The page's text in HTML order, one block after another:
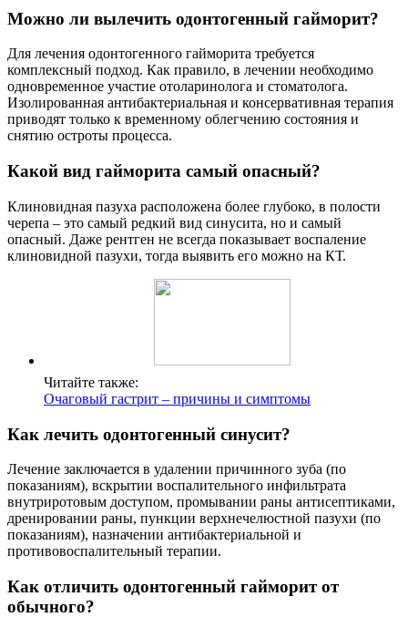
Можно ли вылечить одонтогенный гайморит?
Для лечения одонтогенного гайморита требуется
комплексный подход. Как правило, в лечении необходимо
одновременное участие отоларинолога и стоматолога.
Изолированная антибактериальная и консервативная терапия
приводят только к временному облегчению состояния и
снятию остроты процесса.
Какой вид гайморита самый опасный?
Клиновидная пазуха расположена более глубоко, в полости
черепа – это самый редкий вид синусита, но и самый
опасный. Даже рентген не всегда показывает воспаление
клиновидной пазухи, тогда выявить его можно на КТ.
Читайте также:
Очаговый гастрит – причины и симптомы
Как лечить одонтогенный синусит?
Лечение заключается в удалении причинного зуба (по
показаниям), вскрытии воспалительного инфильтрата
внутриротовым доступом, промывании раны антисептиками,
дренировании раны, пункции верхнечелюстной пазухи (по
показаниям), назначении антибактериальной и
противовоспалительный терапии.
Как отличить одонтогенный гайморит от
обычного?